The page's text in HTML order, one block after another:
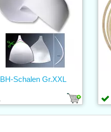
BH-Schalen Gr.XXL